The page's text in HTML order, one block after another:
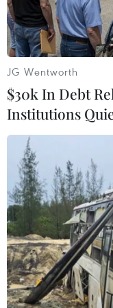
Lực lượng chức năng
JG Wentworth
$30k In Debt
Institutions